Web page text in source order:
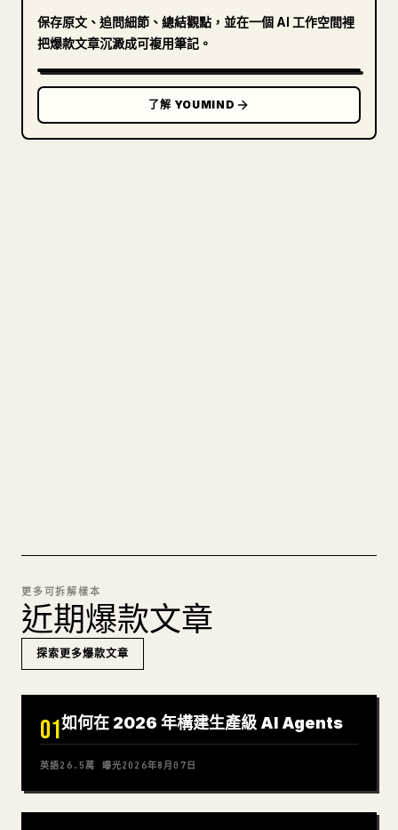
保存原文、追問細節、總結觀點，並在一個 AI 工作空間裡
把爆款文章沉澱成可複用筆記。
了解 YOUMIND
更多可拆解樣本
近期爆款文章
探索更多爆款文章
01如何在 2026 年構建生產級 AI Agents
英語26.5萬 曝光2026年8月07日